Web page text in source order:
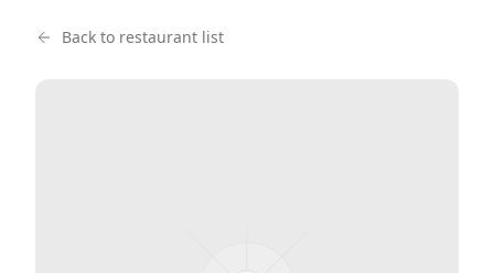
Back to restaurant list